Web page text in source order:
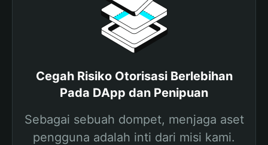
Cegah Risiko Otorisasi Berlebihan
Pada DApp dan Penipuan
Sebagai sebuah dompet, menjaga aset
pengguna adalah inti dari misi kami.